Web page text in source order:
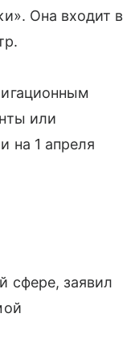
Она входит в
или
на 1 апреля
сфере, заявил